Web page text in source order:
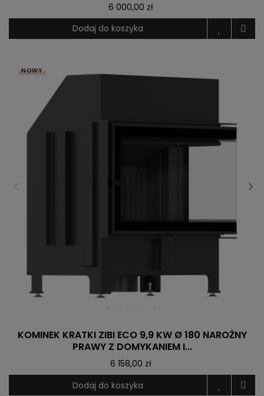
6 000,00 zł
Dodaj do koszyka
NOWY
KOMINEK KRATKI ZIBI ECO 9,9 KW Ø 180 NAROŻNY
PRAWY Z DOMYKANIEM I...
6 158,00 zł
Dodaj do koszyka